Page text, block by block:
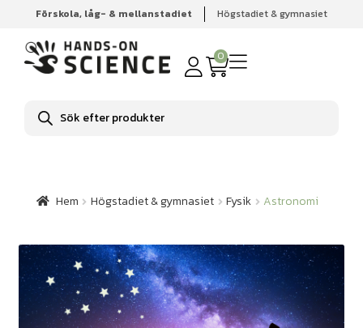
Förskola, låg- & mellanstadiet Högstadiet & gymnasiet
0
Produktsökning
Hem Högstadiet & gymnasiet Fysik Astronomi
Hem Högstadiet & gymnasiet Fysik Astronomi